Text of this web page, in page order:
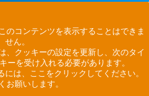
のコンテンツを表示することはできま
せん。
、クッキーの設定を更新し、次のタイ
ーを受け入れる必要があります。
には、ここをクリックしてください。
お願いします。